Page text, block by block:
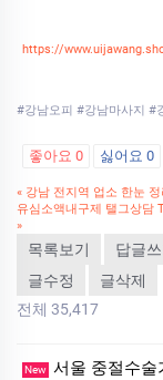
https://
#강남오피 #강남마사지 #
좋아요 0 싫어요 0
« 강남 전지역 업소 한눈
유심소액내구제 탤그상담
»
목록보기
답글
글수정
글삭제
전체 35,417
New 서울 중절수술